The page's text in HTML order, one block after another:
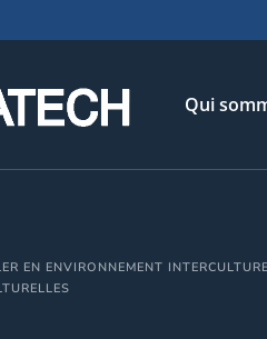
Qui
Notre
EN ENVIRONNEMENT